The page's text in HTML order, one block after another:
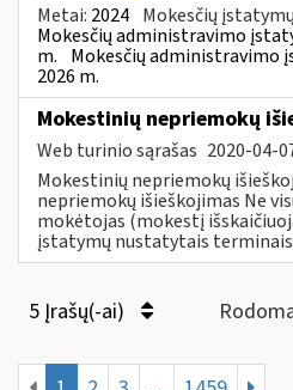
Metai: 2024 Mokesčių
Mokesčių administravimo
m. Mokesčių administravimo
2026 m.
Mokestinių nepriemokų
Web turinio sąrašas 2020-04-
Mokestinių nepriemokų
nepriemokų išieškojimas Ne
mokėtojas (mokestį
įstatymų nustatytais terminais
5 Įrašų(-ai)